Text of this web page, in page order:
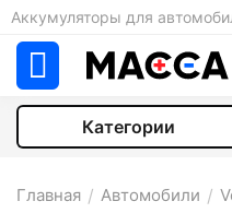
Аккумуляторы для
Категории
Главная / Автомобили /